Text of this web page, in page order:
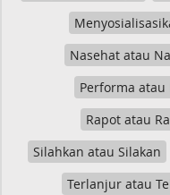
Nasehat atau
Performa atau
Rapot atau
Silahkan atau Silakan
Terlanjur atau